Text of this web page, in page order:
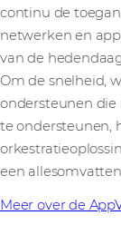
continu de
netwerken en
van de
Om de snelheid,
ondersteunen die
te ondersteunen,
een
Meer over de